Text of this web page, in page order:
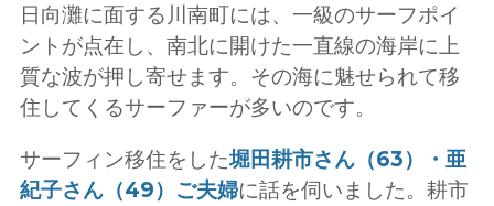
日向灘に面する川南町には、一級のサーフポイ
ントが点在し、南北に開けた一直線の海岸に上
質な波が押し寄せます。その海に魅せられて移
住してくるサーファーが多いのです。
サーフィン移住をした堀田耕市さん（63）・亜
紀子さん（49）ご夫婦に話を伺いました。耕市